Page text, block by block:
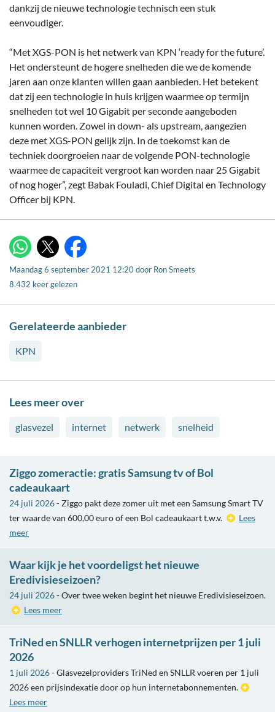
dankzij de nieuwe technologie technisch een stuk
eenvoudiger.
“Met XGS-PON is het netwerk van KPN ‘ready for the future’.
Het ondersteunt de hogere snelheden die we de komende
jaren aan onze klanten willen gaan aanbieden. Het betekent
dat zij een technologie in huis krijgen waarmee op termijn
snelheden tot wel 10 Gigabit per seconde aangeboden
kunnen worden. Zowel in down- als upstream, aangezien
deze met XGS-PON gelijk zijn. In de toekomst kan de
techniek doorgroeien naar de volgende PON-technologie
waarmee de capaciteit vergroot kan worden naar 25 Gigabit
of nog hoger”, zegt Babak Fouladi, Chief Digital en Technology
Officer bij KPN.
WhatsApp
X Facebook
Maandag 6 september 2021 12:20door Ron Smeets
8.432 keer gelezen
Gerelateerde aanbieder
KPN
Lees meer over
glasvezel internet netwerk snelheid
Ziggo zomeractie: gratis Samsung tv of Bol
cadeaukaart
24 juli 2026- Ziggo pakt deze zomer uit met een Samsung Smart TV
ter waarde van 600,00 euro of een Bol cadeaukaart t.w.v.
Lees
meer
Waar kijk je het voordeligst het nieuwe
Eredivisieseizoen?
24 juli 2026- Over twee weken begint het nieuwe Eredivisieseizoen.
Lees meer
TriNed en SNLLR verhogen internetprijzen per 1 juli
2026
1 juli 2026- Glasvezelproviders TriNed en SNLLR voeren per 1 juli
2026 een prijsindexatie door op hun internetabonnementen.
Lees meer